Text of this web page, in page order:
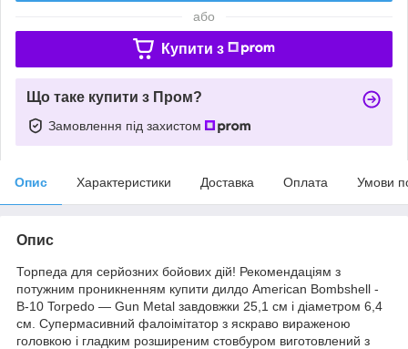
або
Купити з
Що таке купити з Пром?
Замовлення під захистом
Опис Характеристики Доставка Оплата Умови
Опис
Торпеда для серйозних бойових дій! Рекомендаціям з
потужним проникненням купити дилдо American Bombshell -
B-10 Torpedo — Gun Metal завдовжки 25,1 см і діаметром 6,4
см. Супермасивний фалоімітатор з яскраво вираженою
головкою і гладким розширеним стовбуром виготовлений з